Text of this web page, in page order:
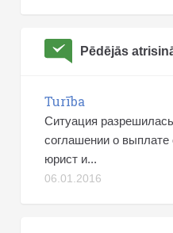
Pēdējās
Turība
Ситуация
соглашении о выплате
юрист и...
06.01.2016